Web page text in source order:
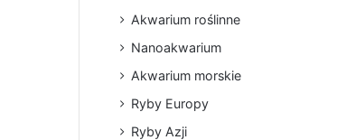
Akwarium roślinne
Nanoakwarium
Akwarium morskie
Ryby Europy
Ryby Azji